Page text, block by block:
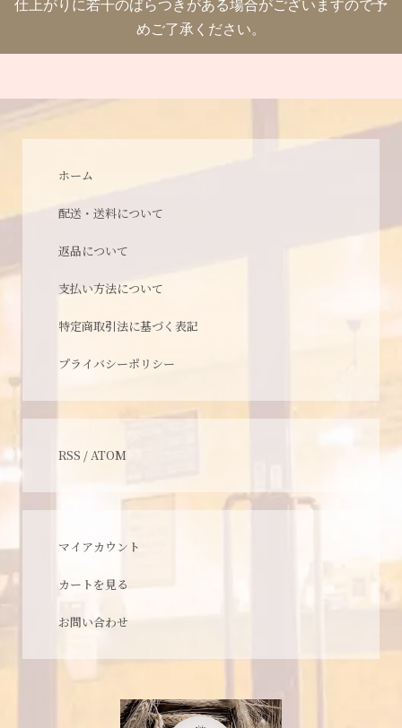
めご了承ください。
ホーム
配送・送料について
返品について
支払い方法について
特定商取引法に基づく表記
プライバシーポリシー
RSS / ATOM
マイアカウント
カートを見る
お問い合わせ